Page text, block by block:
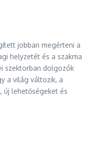
jobban megérteni a
helyzetét és a szakma
szektorban dolgozók
a világ változik, a
új lehetőségeket és